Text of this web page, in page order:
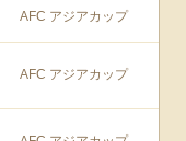
AFC アジアカップ
AFC アジアカップ